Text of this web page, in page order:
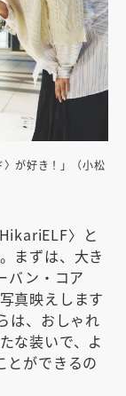
が好き！」（小松
〉と
まずは、大き
バン・コア
真映えします
は、おしゃれ
な装いで、よ
とができるの